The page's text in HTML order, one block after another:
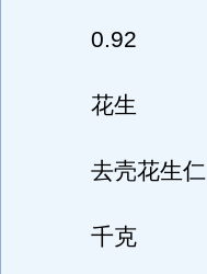
0.92
花生
去壳花生仁
千克